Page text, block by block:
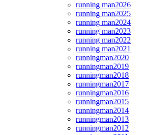
running man2026
running man2025
running man2024
running man2023
running man2022
running man2021
runningman2020
runningman2019
runningman2018
runningman2017
runningman2016
runningman2015
runningman2014
runningman2013
runningman2012